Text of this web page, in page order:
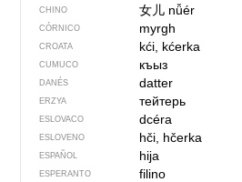
CHINO 女儿 nǚér
CÓRNICO myrgh
CROATA kći, kćerka
CUMUCO къыз
DANÉS datter
ERZYA тейтерь
ESLOVACO dcéra
ESLOVENO hči, hčerka
ESPAÑOL hija
ESPERANTO filino